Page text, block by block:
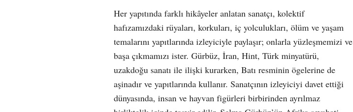
Her yapıtında farklı hikâyeler anlatan sanatçı, kolektif
hafızamızdaki rüyaları, korkuları, iç yolculukları, ölüm ve yaşam
temalarını yapıtlarında izleyiciyle paylaşır; onlarla yüzleşmemizi ve
başa çıkmamızı ister. Gürbüz, İran, Hint, Türk minyatürü,
uzakdoğu sanatı ile ilişki kurarken, Batı resminin ögelerine de
aşinadır ve yapıtlarında kullanır. Sanatçının izleyiciyi davet ettiği
dünyasında, insan ve hayvan figürleri birbirinden ayrılmaz